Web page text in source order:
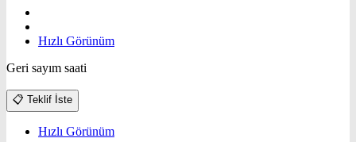
Hızlı Görünüm
Geri sayım saati
📋 Teklif İste
Hızlı Görünüm